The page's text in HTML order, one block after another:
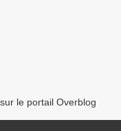
le portail Overblog